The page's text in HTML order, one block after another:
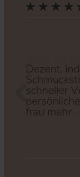
Zurück